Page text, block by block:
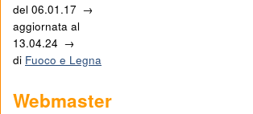
del 06.01.17
aggiornata al
13.04.24
di Fuoco e Legna
Webmaster